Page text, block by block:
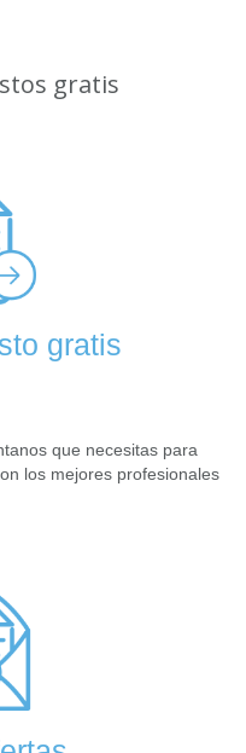
gratis
gratis
que necesitas para
los mejores profesionales